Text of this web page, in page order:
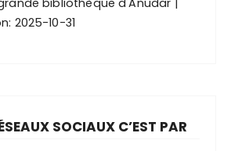
2025-10-31
SOCIAUX C’EST PAR